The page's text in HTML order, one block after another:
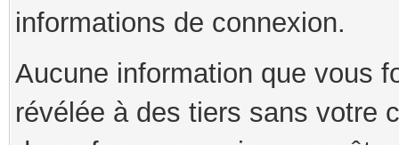
informations de connexion.
Aucune information que vous
révélée à des tiers sans votre